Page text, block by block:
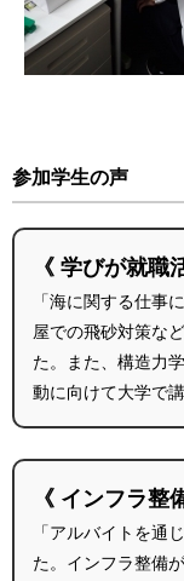
参加学生の声
《 学びが就職
「海に関する仕事
屋での飛砂対策な
た。また、構造力
動に向けて大学で
《 インフラ整
「アルバイトを通
た。インフラ整備